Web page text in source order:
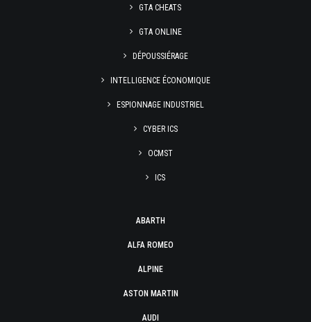
GTA CHEATS
GTA ONLINE
DÉPOUSSIÉRAGE
INTELLIGENCE ÉCONOMIQUE
ESPIONNAGE INDUSTRIEL
CYBER ICS
OCMST
ICS
ABARTH
ALFA ROMEO
ALPINE
ASTON MARTIN
AUDI